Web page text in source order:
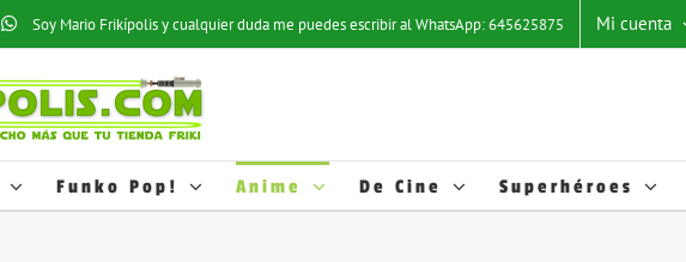
Soy Mario Frikípolis y cualquier duda me puedes escribir al WhatsApp: 645625875 Mi cuenta
Funko Pop! Anime De Cine Superhéroes
estadísticos y hábitos de navegación de los usuarios; esto nos ayuda a mejorar
relacionadas con las preferencias de los usuarios. Puede activar estas
en los AJUSTES.